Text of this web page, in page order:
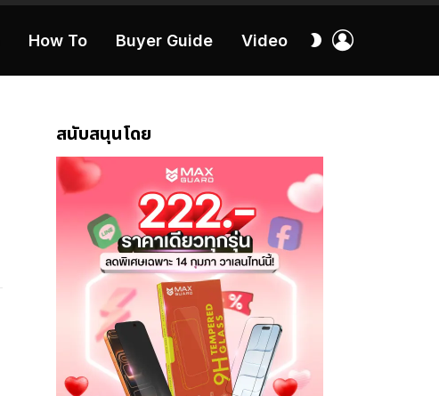
How To Buyer Guide Video
สลับ
สนับสนุนโดย